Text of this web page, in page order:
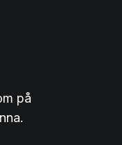
på